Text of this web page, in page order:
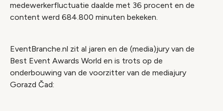
medewerkerfluctuatie daalde met 36 procent en de
content werd 684.800 minuten bekeken.
EventBranche.nl zit al jaren en de (media)jury van de
Best Event Awards World en is trots op de
onderbouwing van de voorzitter van de mediajury
Gorazd Čad: